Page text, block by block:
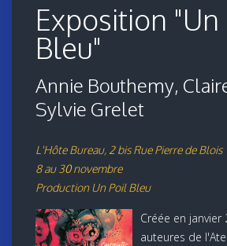
Exposition "Un
Bleu"
Annie Bouthemy,
Sylvie Grelet
L'Hôte Bureau, 2 bis Rue Pierre de Blois
8 au 30 novembre
Production Un Poil Bleu
Créée en
auteures de